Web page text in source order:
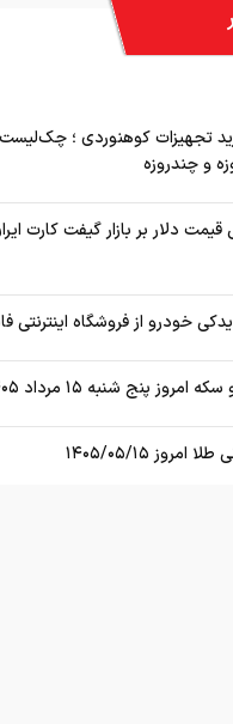
تجهیزات کوهنوردی ؛
و چندروزه
قیمت دلار بر بازار گیفت کارت
خودرو از فروشگاه اینترنتی
پنج شنبه ۱۵ مرداد ۱۴۰۵
۱۴۰۵/۰۵/۱۵